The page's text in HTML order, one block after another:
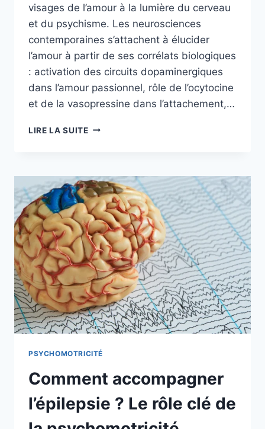
visages de l’amour à la lumière du cerveau
et du psychisme. Les neurosciences
contemporaines s’attachent à élucider
l’amour à partir de ses corrélats biologiques
: activation des circuits dopaminergiques
dans l’amour passionnel, rôle de l’ocytocine
et de la vasopressine dans l’attachement,…
LIRE LA SUITE
PSYCHOMOTRICITÉ
Comment accompagner
l’épilepsie ? Le rôle clé de